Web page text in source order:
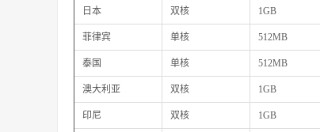
日本 双核 1GB
菲律宾 单核 512MB
泰国 单核 512MB
澳大利亚 双核 1GB
印尼 双核 1GB